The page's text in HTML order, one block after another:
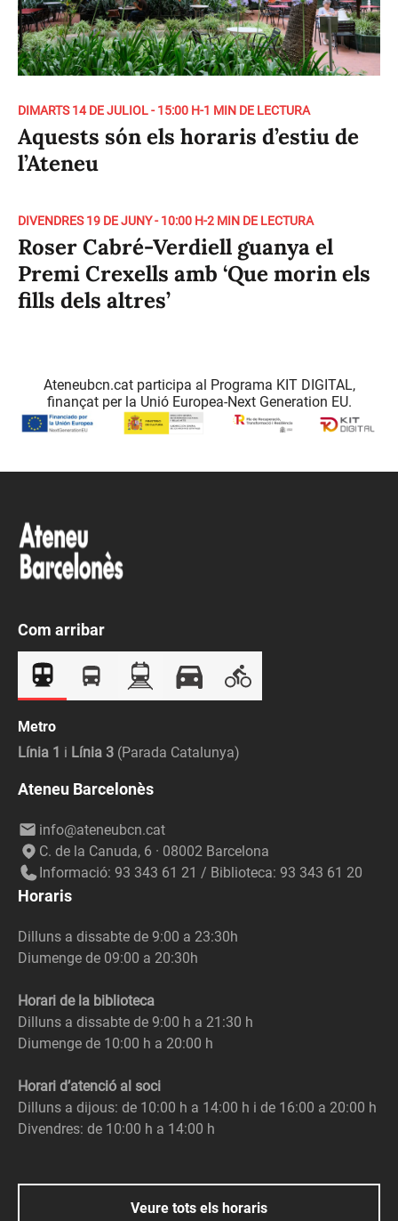
DIMARTS 14 DE JULIOL - 15:00 H-1 MIN DE LECTURA
Aquests són els horaris d’estiu de
l’Ateneu
DIVENDRES 19 DE JUNY - 10:00 H-2 MIN DE LECTURA
Roser Cabré-Verdiell guanya el
Premi Crexells amb ‘Que morin els
fills dels altres’
Ateneubcn.cat participa al Programa KIT DIGITAL,
finançat per la Unió Europea-Next Generation EU.
Com arribar
Metro
Línia 1 i Línia 3 (Parada Catalunya)
Ateneu Barcelonès
info@ateneubcn.cat
C. de la Canuda, 6 · 08002 Barcelona
Informació: 93 343 61 21 / Biblioteca: 93 343 61 20
Horaris
Dilluns a dissabte de 9:00 a 23:30h
Diumenge de 09:00 a 20:30h
Horari de la biblioteca
Dilluns a dissabte de 9:00 h a 21:30 h
Diumenge de 10:00 h a 20:00 h
Horari d’atenció al soci
Dilluns a dijous: de 10:00 h a 14:00 h i de 16:00 a 20:00 h
Divendres: de 10:00 h a 14:00 h
Veure tots els horaris